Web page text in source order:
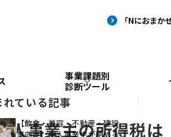
事業課題別
診断ツール
人事業主の所得税は
れている記事
【飲食・美容・不動産・建設
業向け】個人事業主が納める